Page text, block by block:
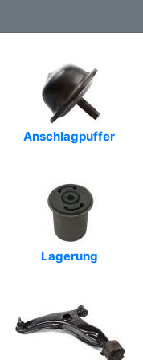
Anschlagpuffer
Lagerung